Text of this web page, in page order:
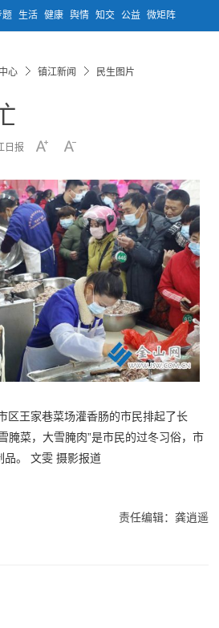
题 生活 健康 舆情 知交 公益 微矩阵
心 镇江新闻 民生图片
日报
区王家巷菜场灌香肠的市民排起了长
腌菜，大雪腌肉”是市民的过冬习俗，市
品。 文雯 摄影报道
责任编辑：龚逍遥